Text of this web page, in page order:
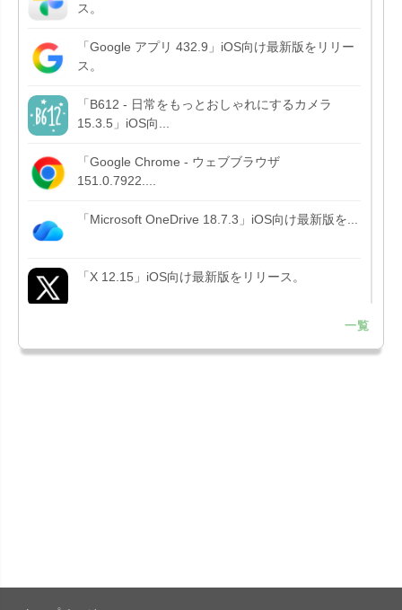
ス。
「Google アプリ 432.9」iOS向け最新版をリリー
ス。
「B612 - 日常をもっとおしゃれにするカメラ
15.3.5」iOS向...
「Google Chrome - ウェブブラウザ
151.0.7922....
「Microsoft OneDrive 18.7.3」iOS向け最新版を...
「X 12.15」iOS向け最新版をリリース。
Liguid G...
一覧